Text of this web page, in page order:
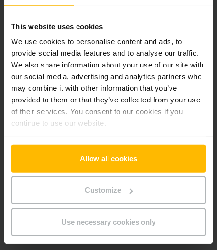
This website uses cookies
We use cookies to personalise content and ads, to
provide social media features and to analyse our traffic.
We also share information about your use of our site with
our social media, advertising and analytics partners who
may combine it with other information that you’ve
provided to them or that they’ve collected from your use
of their services. You consent to our cookies if you
continue to use our website.
Allow all cookies
Customize
Use necessary cookies only
Batéria
Battery Refurbishment Year 2026
Rok 2020
Výška zdvihu 2900 mm
Nosnosť
Prevádzkové hodiny 1396 h
Výška 1965 mm
1000 mm
Typ pohonu Electric